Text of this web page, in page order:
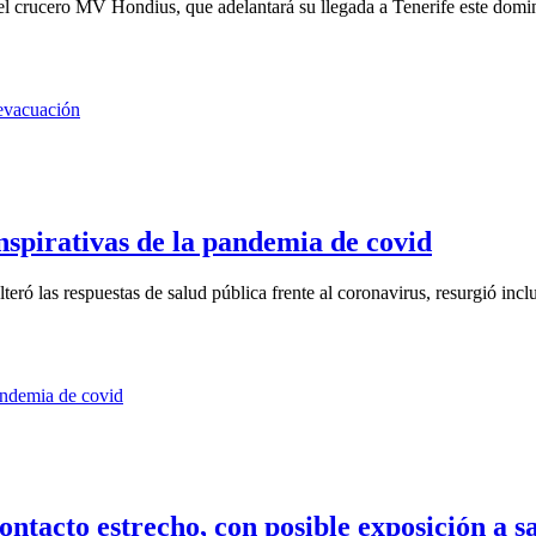
crucero MV Hondius, que adelantará su llegada a Tenerife este
de la pandemia de covid
las respuestas de salud pública frente al coronavirus, resurgió
estrecho, con posible exposición a